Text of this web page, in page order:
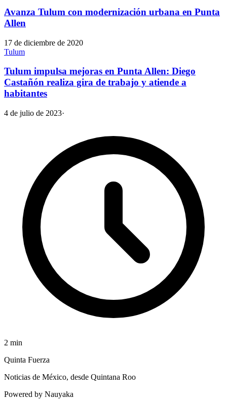
Avanza Tulum con modernización urbana en Punta
Allen
17 de diciembre de 2020
Tulum
Tulum impulsa mejoras en Punta Allen: Diego
Castañón realiza gira de trabajo y atiende a
habitantes
4 de julio de 2023·
2 min
Quinta Fuerza
Noticias de México, desde Quintana Roo
Powered by Nauyaka